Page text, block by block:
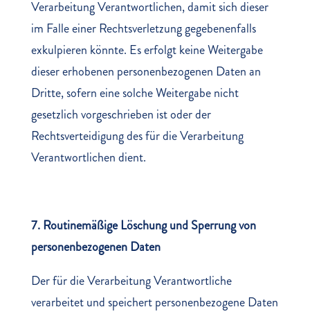
Verarbeitung Verantwortlichen, damit sich dieser
im Falle einer Rechtsverletzung gegebenenfalls
exkulpieren könnte. Es erfolgt keine Weitergabe
dieser erhobenen personenbezogenen Daten an
Dritte, sofern eine solche Weitergabe nicht
gesetzlich vorgeschrieben ist oder der
Rechtsverteidigung des für die Verarbeitung
Verantwortlichen dient.
7. Routinemäßige Löschung und Sperrung von
personenbezogenen Daten
Der für die Verarbeitung Verantwortliche
verarbeitet und speichert personenbezogene Daten